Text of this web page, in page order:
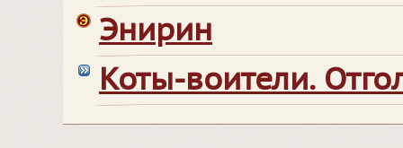
Энирин
Коты-воители.